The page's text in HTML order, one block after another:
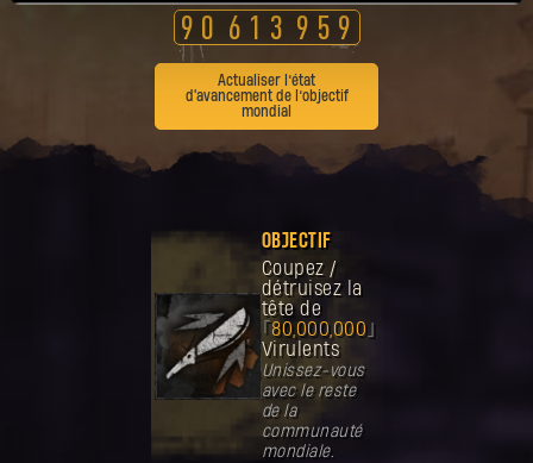
9 0 6 1 3 9 5 9
Actualiser l’état
d'avancement de l’objectif
mondial
OBJECTIF
Coupez /
détruisez la
tête de
80,000,000
Virulents
Unissez-vous
avec le reste
de la
communauté
mondiale.